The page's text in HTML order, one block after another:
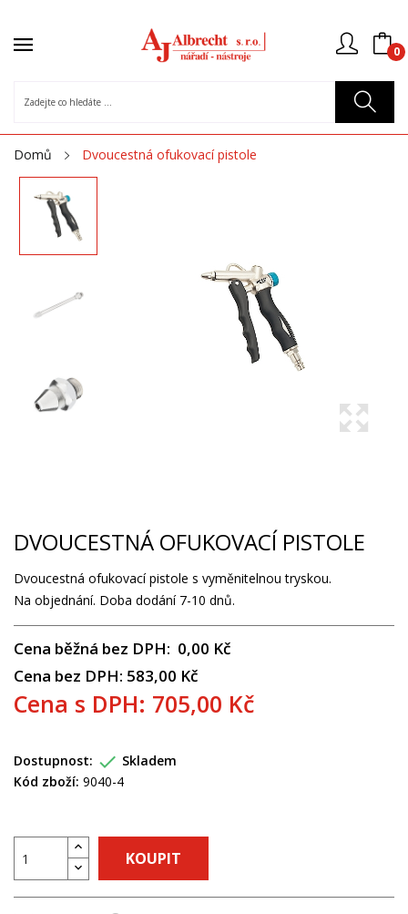
0
Domů Dvoucestná ofukovací pistole
DVOUCESTNÁ OFUKOVACÍ PISTOLE
Dvoucestná ofukovací pistole s vyměnitelnou tryskou.
Na objednání. Doba dodání 7-10 dnů.
Cena běžná bez DPH: 0,00 Kč
Cena bez DPH: 583,00 Kč
Cena s DPH: 705,00 Kč
Dostupnost:  Skladem
Kód zboží: 9040-4
KOUPIT